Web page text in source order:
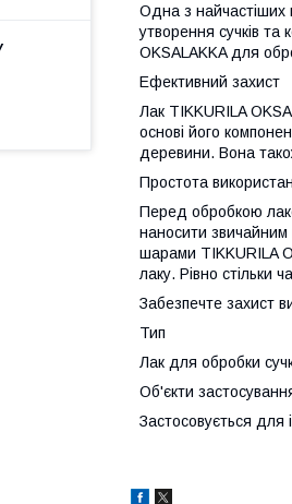
Одна з найчастіших
утворення сучків та
OKSALAKKA для
Ефективний захист
Лак TIKKURILA
основі його
деревини. Вона
Простота
Перед обробкою
наносити звичайним
шарами TIKKURILA
лаку. Рівно стільки
Забезпечте захист
Тип
Лак для обробки
Об'єкти
Застосовується для